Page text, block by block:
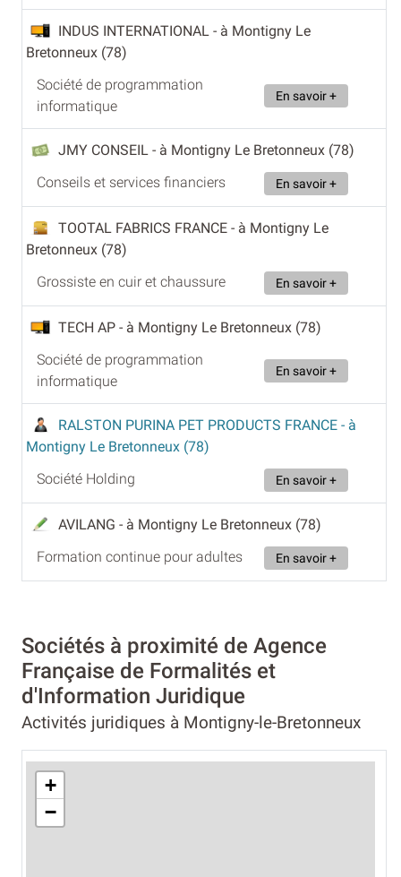
INDUS INTERNATIONAL - à Montigny Le
Bretonneux (78)
Société de programmation
informatique
En savoir +
JMY CONSEIL - à Montigny Le Bretonneux (78)
Conseils et services financiers
En savoir +
TOOTAL FABRICS FRANCE - à Montigny Le
Bretonneux (78)
Grossiste en cuir et chaussure
En savoir +
TECH AP - à Montigny Le Bretonneux (78)
Société de programmation
informatique
En savoir +
RALSTON PURINA PET PRODUCTS FRANCE - à
Montigny Le Bretonneux (78)
Société Holding
En savoir +
AVILANG - à Montigny Le Bretonneux (78)
Formation continue pour adultes
En savoir +
Sociétés à proximité de Agence
Française de Formalités et
d'Information Juridique
Activités juridiques à Montigny-le-Bretonneux
+
−